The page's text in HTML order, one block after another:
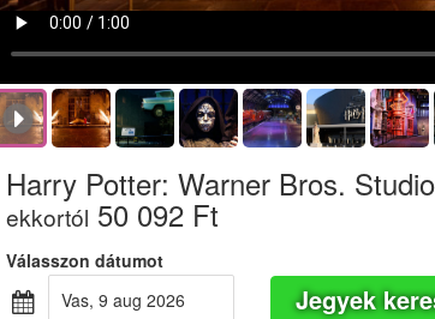
Harry Potter: Warner Bros.
ekkortól 50 092 Ft
Válasszon dátumot
vas, 9 aug 2026
Jegyek